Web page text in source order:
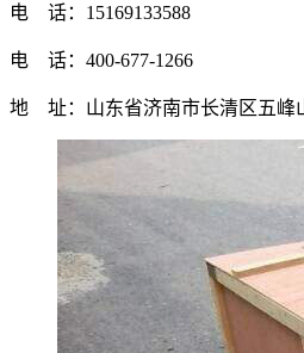
电 话：15169133588
电 话：400-677-1266
地 址：山东省济南市长清区五峰